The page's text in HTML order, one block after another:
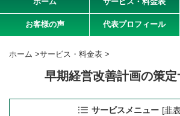
お客様の声 代表プロフィール
ホーム >サービス・料金表 >
早期経営改善計画の策定
サービスメニュー [非